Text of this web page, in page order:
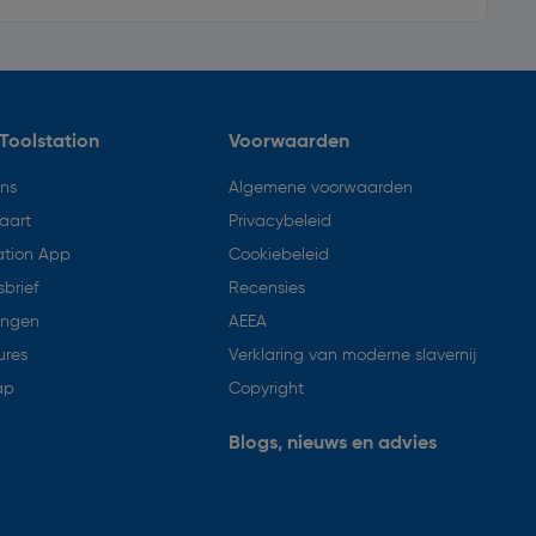
App
Voorwaarden
Algemene voorwaarden
Privacybeleid
Cookiebeleid
Recensies
AEEA
Verklaring van moderne slavernij
Copyright
Blogs, nieuws en advies